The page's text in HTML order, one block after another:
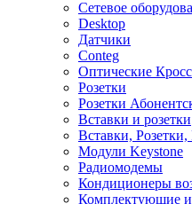
Сетевое
Desktop
Датчики
Conteg
Оптические
Розетки
Розетки
Вставки и розетки
Вставки,
Модули Keystone
Радиомодемы
Кондиционеры
Комплектующие и